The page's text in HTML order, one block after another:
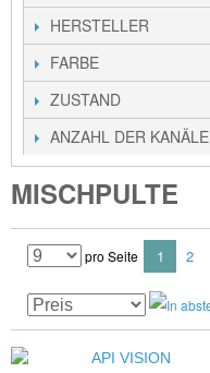
HERSTELLER
FARBE
ZUSTAND
ANZAHL DER KANÄLE
MISCHPULTE
pro Seite 1 2